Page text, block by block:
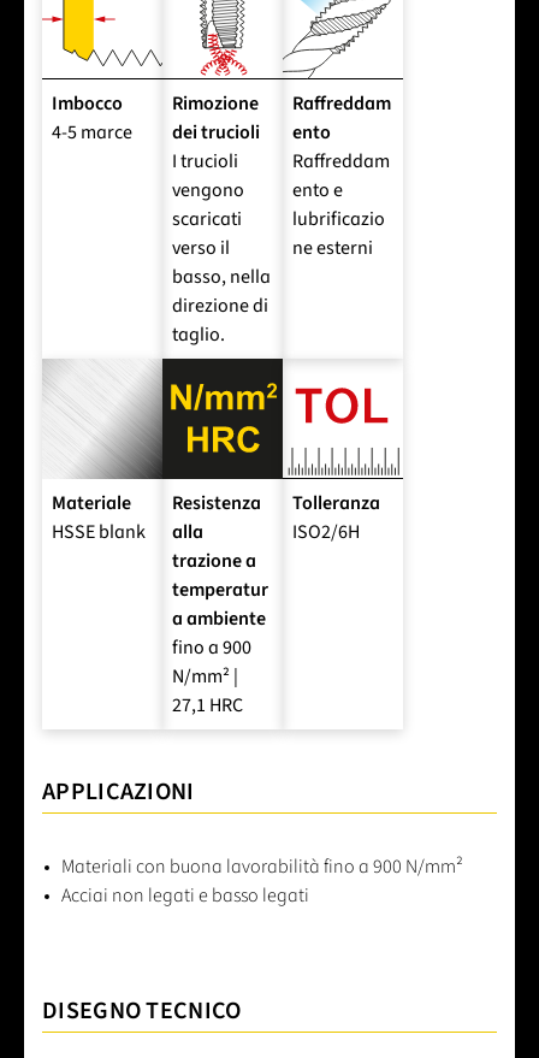
Imbocco
4-5 marce
Rimozione
dei trucioli
I trucioli
vengono
scaricati
verso il
basso, nella
direzione di
taglio.
Raffreddam
ento
Raffreddam
ento e
lubrificazio
ne esterni
Materiale
HSSE blank
Resistenza
alla
trazione a
temperatur
a ambiente
fino a 900
N/mm² |
27,1 HRC
Tolleranza
ISO2/6H
APPLICAZIONI
Materiali con buona lavorabilità fino a 900 N/mm²
Acciai non legati e basso legati
DISEGNO TECNICO